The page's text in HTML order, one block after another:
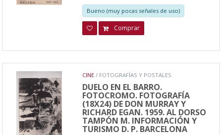
Bueno (muy pocas señales de uso)
Comprar
CINE / FOTOGRAFÍAS Y POSTALES
DUELO EN EL BARRO.
FOTOCROMO. FOTOGRAFÍA
(18X24) DE DON MURRAY Y
RICHARD EGAN. 1959. AL DORSO
TAMPÓN M. INFORMACIÓN Y
TURISMO D. P. BARCELONA